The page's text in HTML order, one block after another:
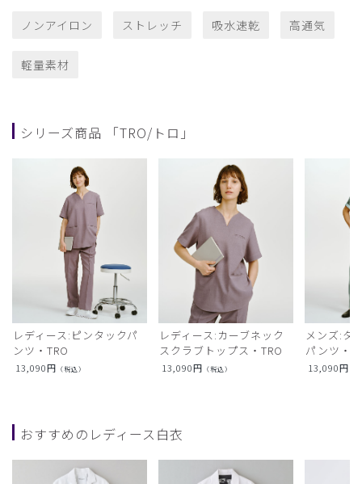
ノンアイロン ストレッチ 吸水速乾 高通気
軽量素材
シリーズ商品 「TRO/トロ」
レディース:ピンタックパ
ンツ・TRO
13,090円 （税込）
レディース:カーブネック
スクラブトップス・TRO
13,090円 （税込）
メンズ:タ
パンツ・
13,090円
おすすめのレディース白衣